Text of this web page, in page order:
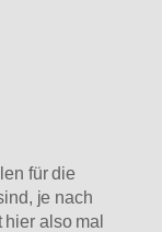
für die
je nach
hier also mal